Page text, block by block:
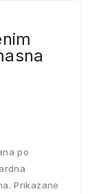
po
Prikazane